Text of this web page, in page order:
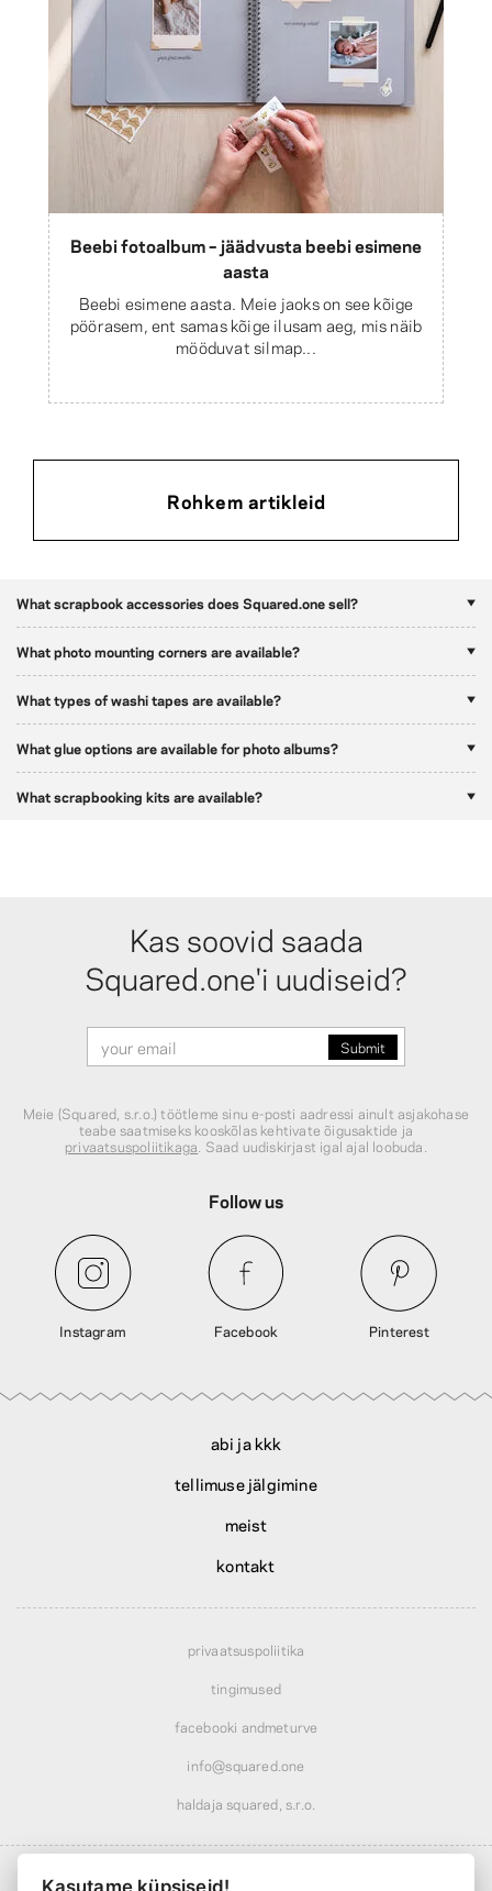
Beebi fotoalbum – jäädvusta beebi esimene
aasta
Beebi esimene aasta. Meie jaoks on see kõige
pöörasem, ent samas kõige ilusam aeg, mis näib
mööduvat silmap...
Rohkem artikleid
What scrapbook accessories does Squared.one sell?
What photo mounting corners are available?
What types of washi tapes are available?
What glue options are available for photo albums?
What scrapbooking kits are available?
Kas soovid saada
Squared.one'i uudiseid?
Meie (Squared, s.r.o.) töötleme sinu e-posti aadressi ainult asjakohase
teabe saatmiseks kooskõlas kehtivate õigusaktide ja
privaatsuspoliitikaga . Saad uudiskirjast igal ajal loobuda.
Follow us
Instagram Facebook Pinterest
abi ja kkk
tellimuse jälgimine
meist
kontakt
privaatsuspoliitika
tingimused
facebooki andmeturve
info@squared.one
haldaja squared, s.r.o.
Kasutame küpsiseid!